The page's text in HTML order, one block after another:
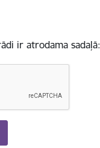
ir atrodama sadaļā: